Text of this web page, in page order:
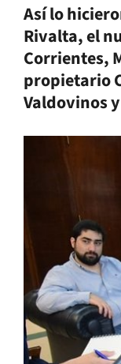
Así lo
Rivalta, el
Corrientes,
propietario
Valdovinos